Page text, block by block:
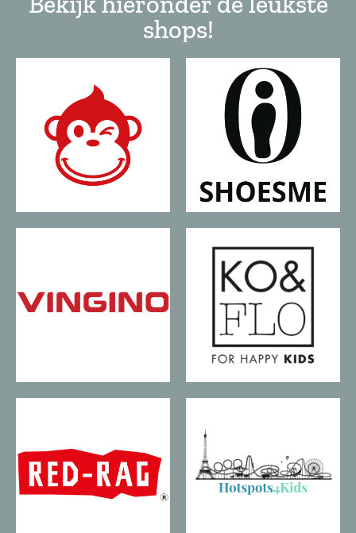
shops!